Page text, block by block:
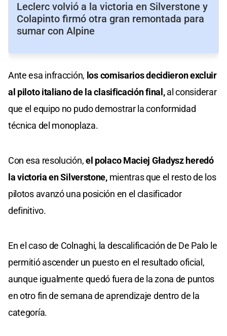
Leclerc volvió a la victoria en Silverstone y
Colapinto firmó otra gran remontada para
sumar con Alpine
Ante esa infracción, los comisarios decidieron excluir
al piloto italiano de la clasificación final,al considerar
que el equipo no pudo demostrar la conformidad
técnica del monoplaza.
Con esa resolución,el polaco Maciej Gładysz heredó
la victoria en Silverstone, mientras que el resto de los
pilotos avanzó una posición en el clasificador
definitivo.
En el caso de Colnaghi, la descalificación de De Palo le
permitió ascender un puesto en el resultado oficial,
aunque igualmente quedó fuera de la zona de puntos
en otro fin de semana de aprendizaje dentro de la
categoría.